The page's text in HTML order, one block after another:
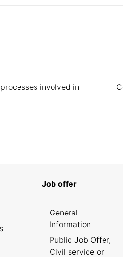
involved in
Job offer
General
Information
Public Job Offer,
Civil service or